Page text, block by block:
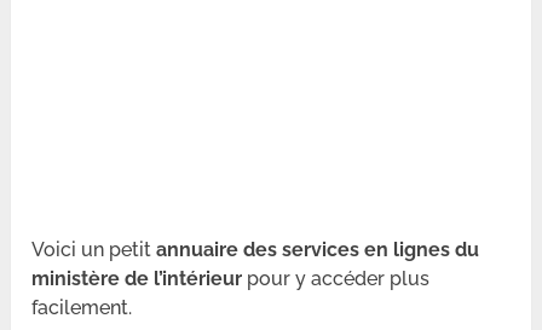
Voici un petitannuaire des services en lignes du
ministère de l’intérieur pour y accéder plus
facilement.